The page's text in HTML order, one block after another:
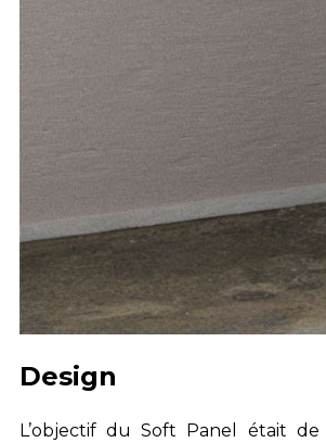
Design
L’objectif du Soft Panel était